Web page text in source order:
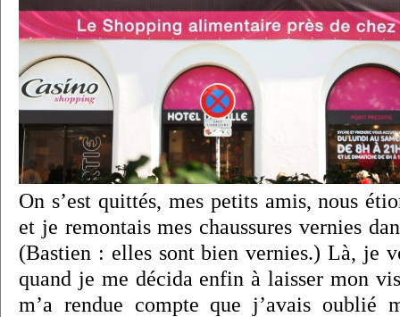
On s’est quittés, mes petits amis, nous
et je remontais mes chaussures vernies
(Bastien : elles sont bien vernies.) Là, je
quand je me décida enfin à laisser mon
m’a rendue compte que j’avais oublié